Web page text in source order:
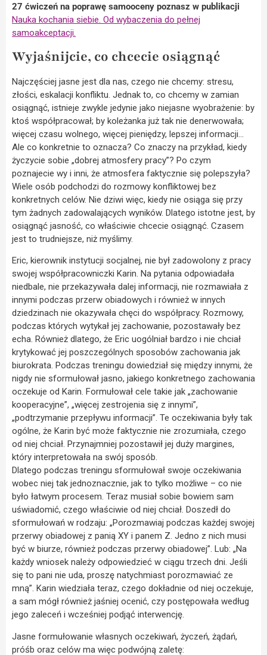
27 ćwiczeń na poprawę samooceny poznasz w publikacji
Nauka kochania siebie. Od wybaczenia do pełnej
samoakceptacji.
Wyjaśnijcie, co chcecie osiągnąć
Najczęściej jasne jest dla nas, czego nie chcemy: stresu,
złości, eskalacji konfliktu. Jednak to, co chcemy w zamian
osiągnąć, istnieje zwykle jedynie jako niejasne wyobrażenie: by
ktoś współpracował; by koleżanka już tak nie denerwowała;
więcej czasu wolnego, więcej pieniędzy, lepszej informacji…
Ale co konkretnie to oznacza? Co znaczy na przykład, kiedy
życzycie sobie „dobrej atmosfery pracy”? Po czym
poznajecie wy i inni, że atmosfera faktycznie się polepszyła?
Wiele osób podchodzi do rozmowy konfliktowej bez
konkretnych celów. Nie dziwi więc, kiedy nie osiąga się przy
tym żadnych zadowalających wyników. Dlatego istotne jest, by
osiągnąć jasność, co właściwie chcecie osiągnąć. Czasem
jest to trudniejsze, niż myślimy.
Eric, kierownik instytucji socjalnej, nie był zadowolony z pracy
swojej współpracowniczki Karin. Na pytania odpowiadała
niedbale, nie przekazywała dalej informacji, nie rozmawiała z
innymi podczas przerw obiadowych i również w innych
dziedzinach nie okazywała chęci do współpracy. Rozmowy,
podczas których wytykał jej zachowanie, pozostawały bez
echa. Również dlatego, że Eric uogólniał bardzo i nie chciał
krytykować jej poszczególnych sposobów zachowania jak
biurokrata. Podczas treningu dowiedział się między innymi, że
nigdy nie sformułował jasno, jakiego konkretnego zachowania
oczekuje od Karin. Formułował cele takie jak „zachowanie
kooperacyjne”, „więcej zestrojenia się z innymi”,
„podtrzymanie przepływu informacji”. Te oczekiwania były tak
ogólne, że Karin być może faktycznie nie zrozumiała, czego
od niej chciał. Przynajmniej pozostawił jej duży margines,
który interpretowała na swój sposób.
Dlatego podczas treningu sformułował swoje oczekiwania
wobec niej tak jednoznacznie, jak to tylko możliwe – co nie
było łatwym procesem. Teraz musiał sobie bowiem sam
uświadomić, czego właściwie od niej chciał. Doszedł do
sformułowań w rodzaju: „Porozmawiaj podczas każdej swojej
przerwy obiadowej z panią XY i panem Z. Jedno z nich musi
być w biurze, również podczas przerwy obiadowej”. Lub: „Na
każdy wniosek należy odpowiedzieć w ciągu trzech dni. Jeśli
się to pani nie uda, proszę natychmiast porozmawiać ze
mną”. Karin wiedziała teraz, czego dokładnie od niej oczekuje,
a sam mógł również jaśniej ocenić, czy postępowała według
jego zaleceń i wcześniej podjąć interwencję.
Jasne formułowanie własnych oczekiwań, życzeń, żądań,
próśb oraz celów ma więc podwójną zaletę: